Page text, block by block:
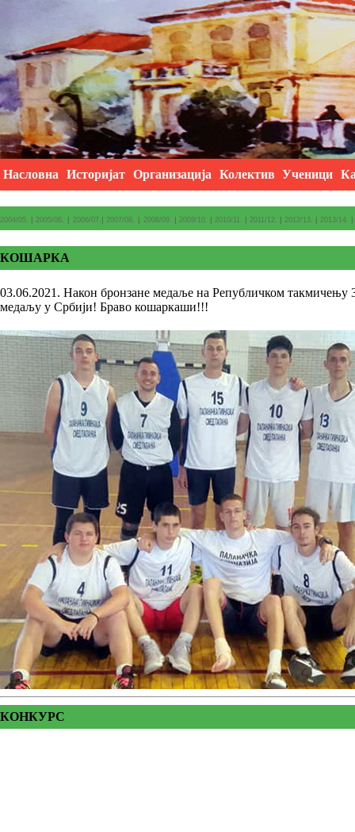
Насловна Историјат Организација Колектив Ученици
2004/05. 2005/06. 2006/07. 2007/08. 2008/09. 2009/10. 2010/11. 2011/12. 2012/13. 2013/14.
КОШАРКА
03.06.2021. Након бронзане медаље на Републичком такмичењу
медаљу у Србији! Браво кошаркаши!!!
КОНКУРС